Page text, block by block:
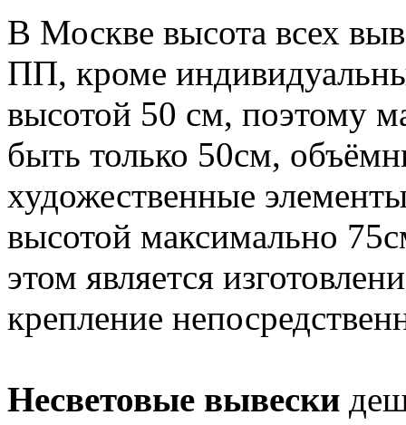
В Москве высота всех
ПП, кроме
высотой 50 см, поэтому
быть только 50см,
художественные
высотой максимально
этом является
крепление
Несветовые вывески